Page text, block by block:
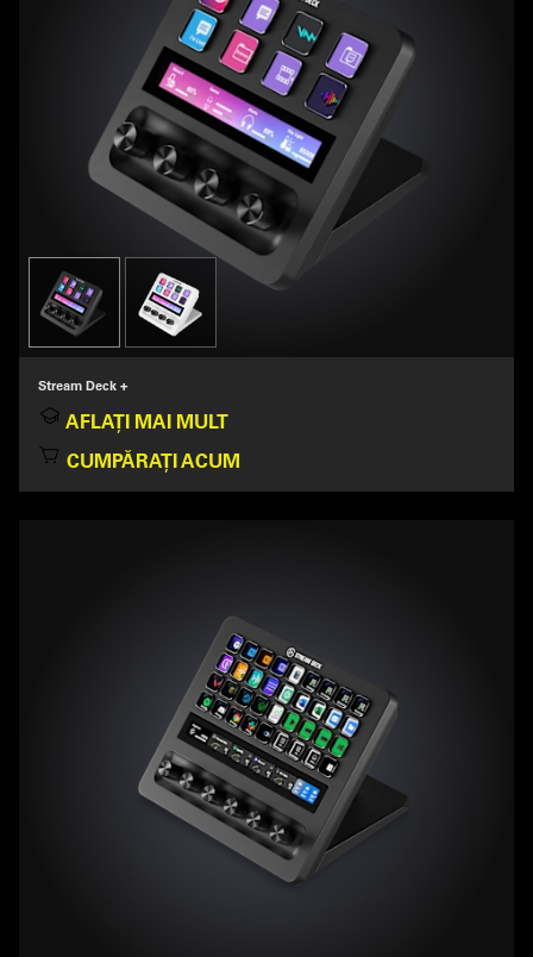
Stream Deck +
AFLAȚI MAI MULT
CUMPĂRAȚI ACUM